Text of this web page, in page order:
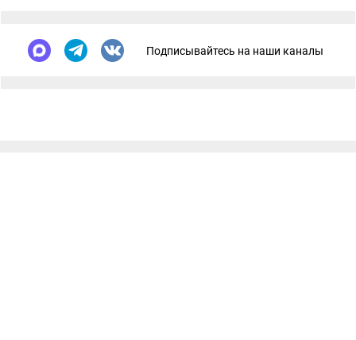
Подписывайтесь на наши каналы